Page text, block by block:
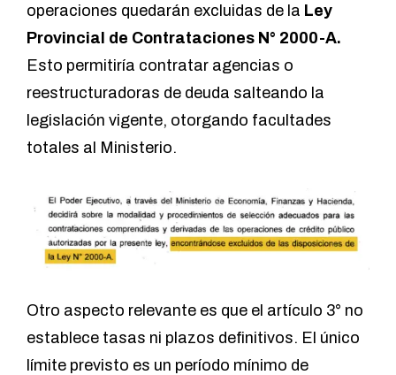
operaciones quedarán excluidas de la Ley
Provincial de Contrataciones N° 2000-A.
Esto permitiría contratar agencias o
reestructuradoras de deuda salteando la
legislación vigente, otorgando facultades
totales al Ministerio.
Otro aspecto relevante es que el artículo 3° no
establece tasas ni plazos definitivos. El único
límite previsto es un período mínimo de